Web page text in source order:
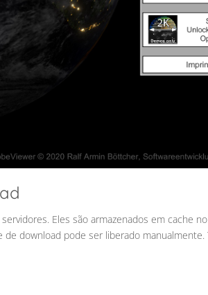
Eles são armazenados em cache
download pode ser liberado